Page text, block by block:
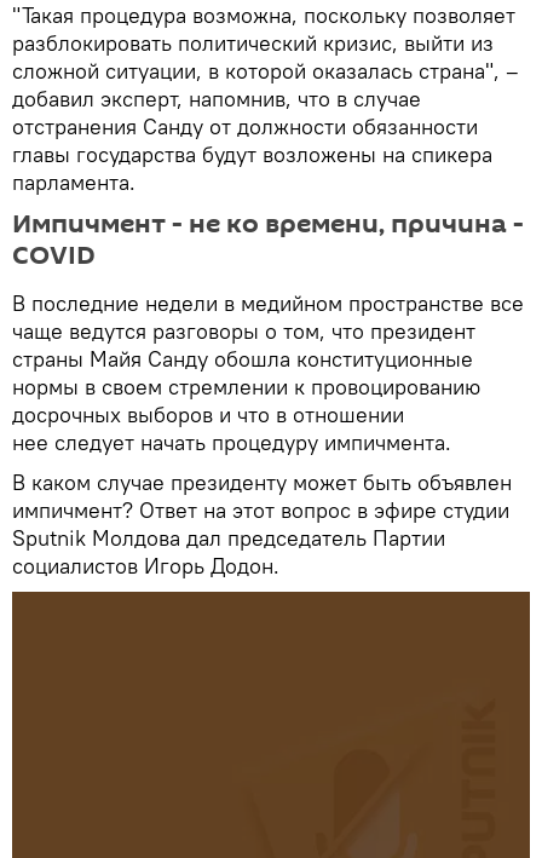
"Такая процедура возможна, поскольку позволяет
разблокировать политический кризис, выйти из
сложной ситуации, в которой оказалась страна", –
добавил эксперт, напомнив, что в случае
отстранения Санду от должности обязанности
главы государства будут возложены на спикера
парламента.
Импичмент - не ко времени, причина -
COVID
В последние недели в медийном пространстве все
чаще ведутся разговоры о том, что президент
страны Майя Санду обошла конституционные
нормы в своем стремлении к провоцированию
досрочных выборов и что в отношении
нее следует начать процедуру импичмента.
В каком случае президенту может быть объявлен
импичмент? Ответ на этот вопрос в эфире студии
Sputnik Молдова дал председатель Партии
социалистов Игорь Додон.